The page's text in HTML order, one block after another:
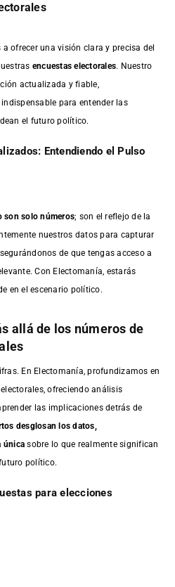
ofrecer una visión clara y precisa del
encuestas electorales. Nuestro
actualizada y fiable,
para entender las
el futuro político.
Entendiendo el Pulso
son solo números; son el reflejo de la
nuestros datos para capturar
de que tengas acceso a
Con Electomanía, estarás
en el escenario político.
allá de los números de
En Electomanía, profundizamos en
ofreciendo análisis
las implicaciones detrás de
desglosan los datos,
única sobre lo que realmente significan
político.
para elecciones